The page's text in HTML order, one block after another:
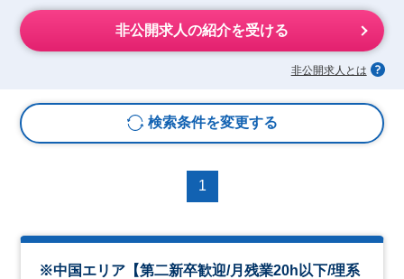
非公開求人の紹介を受ける
非公開求人とは
検索条件を変更する
1
※中国エリア【第二新卒歓迎/月残業20h以下/理系